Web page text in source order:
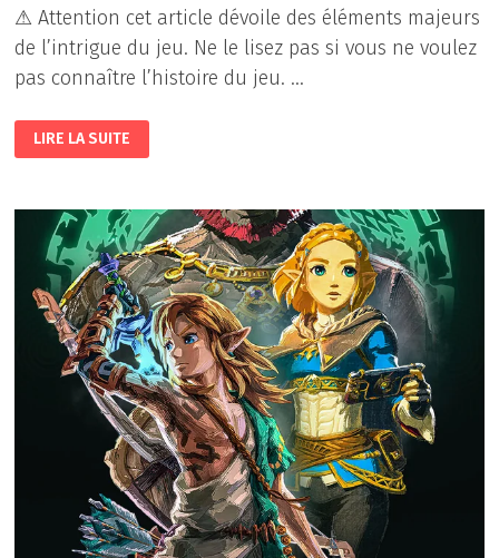
⚠ Attention cet article dévoile des éléments majeurs
de l’intrigue du jeu. Ne le lisez pas si vous ne voulez
pas connaître l’histoire du jeu. …
THE
LEGEND
OF
OF
THE
KINGDOM
HUITIÈME
PARTIE
–
LA
QUÊTE
PRINCIPALE
SPOILERS
LIRE LA SUITE